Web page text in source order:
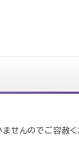
せんのでご容赦く